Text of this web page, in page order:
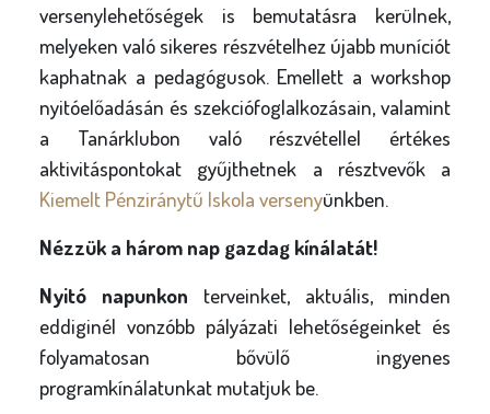
versenylehetőségek is bemutatásra kerülnek,
melyeken való sikeres részvételhez újabb muníciót
kaphatnak a pedagógusok. Emellett a workshop
nyitóelőadásán és szekciófoglalkozásain, valamint
a Tanárklubon való részvétellel értékes
aktivitáspontokat gyűjthetnek a résztvevők a
Kiemelt Pénziránytű Iskola versenyünkben.
Nézzük a három nap gazdag kínálatát!
Nyitó napunkon terveinket, aktuális, minden
eddiginél vonzóbb pályázati lehetőségeinket és
folyamatosan bővülő ingyenes
programkínálatunkat mutatjuk be.